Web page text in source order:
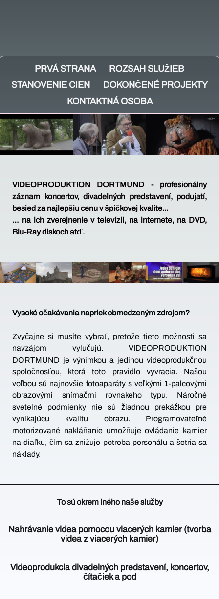
PRVÁ STRANA
ROZSAH SLUŽIEB
STANOVENIE CIEN
DOKONČENÉ PROJEKTY
KONTAKTNÁ OSOBA
VIDEOPRODUKTION DORTMUND - profesionálny
záznam koncertov, divadelných predstavení, podujatí,
besied za najlepšiu cenu v špičkovej kvalite...
… na ich zverejnenie v televízii, na internete, na DVD,
Blu-Ray diskoch atď.
Vysoké očakávania napriek obmedzeným zdrojom?
Zvyčajne si musíte vybrať, pretože tieto možnosti sa
navzájom vylučujú. VIDEOPRODUKTION
DORTMUND je výnimkou a jedinou videoprodukčnou
spoločnosťou, ktorá toto pravidlo vyvracia. Našou
voľbou sú najnovšie fotoaparáty s veľkými 1-palcovými
obrazovými snímačmi rovnakého typu. Náročné
svetelné podmienky nie sú žiadnou prekážkou pre
vynikajúcu kvalitu obrazu. Programovateľné
motorizované nakláňanie umožňuje ovládanie kamier
na diaľku, čím sa znižuje potreba personálu a šetria sa
náklady.
To sú okrem iného naše služby
Nahrávanie videa pomocou viacerých kamier (tvorba
videa z viacerých kamier)
oblasťou
činnosti
Videoprodukcia divadelných predstavení, koncertov,
čítačiek a pod